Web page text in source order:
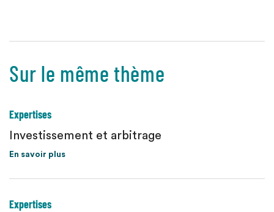
Sur le même thème
Expertises
Investissement et arbitrage
En savoir plus
Expertises